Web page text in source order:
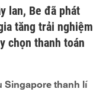
lan, Be đã phát
tăng trải nghiệm
chọn thanh toán
Singapore thanh lí